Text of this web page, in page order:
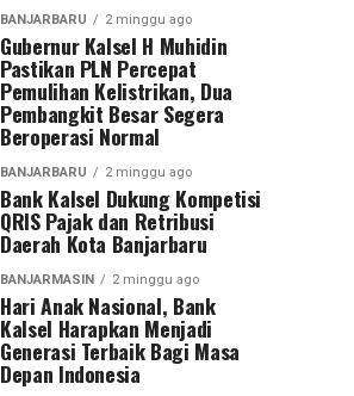
BANJARBARU 2 minggu ago
Gubernur Kalsel H Muhidin
Pastikan PLN Percepat
Pemulihan Kelistrikan, Dua
Pembangkit Besar Segera
Beroperasi Normal
BANJARBARU 2 minggu ago
Bank Kalsel Dukung Kompetisi
QRIS Pajak dan Retribusi
Daerah Kota Banjarbaru
BANJARMASIN 2 minggu ago
Hari Anak Nasional, Bank
Kalsel Harapkan Menjadi
Generasi Terbaik Bagi Masa
Depan Indonesia